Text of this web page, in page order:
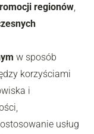
regionów,
w sposób
korzyściami
i
usług